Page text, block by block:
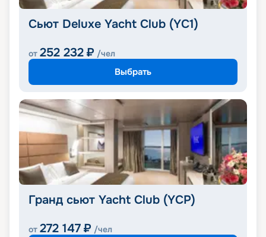
Сьют Deluxe Yacht Club (YC1)
от 252 232 ₽ /чел
Выбрать
Гранд сьют Yacht Club (YCP)
от 272 147 ₽ /чел